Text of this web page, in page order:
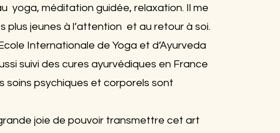
yoga, méditation guidée, relaxation. Il me
plus jeunes à l’attention et au retour à soi.
Internationale de Yoga et d’Ayurveda
suivi des cures ayurvédiques en France
soins psychiques et corporels sont
joie de pouvoir transmettre cet art